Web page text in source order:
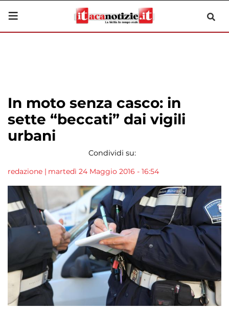
In moto senza casco: in
sette “beccati” dai vigili
urbani
Condividi su:
redazione | martedì 24 Maggio 2016 - 16:54